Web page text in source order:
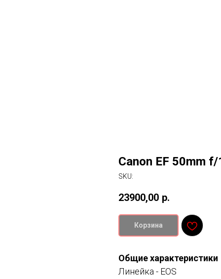
Canon EF 50mm
SKU:
23900,00 р.
Корзина
Общие характеристики
Линейка - EOS